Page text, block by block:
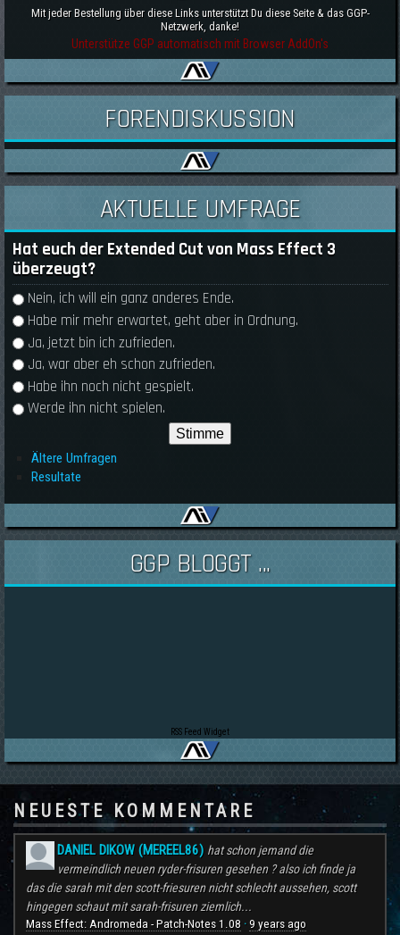
Mit jeder Bestellung über diese Links unterstützt Du diese Seite & das GGP-
Netzwerk, danke!
Unterstütze GGP automatisch mit Browser AddOn's
FORENDISKUSSION
AKTUELLE UMFRAGE
Hat euch der Extended Cut von Mass Effect 3
überzeugt?
Auswahlmöglichkeiten
Nein, ich will ein ganz anderes Ende.
Habe mir mehr erwartet, geht aber in Ordnung.
Ja, jetzt bin ich zufrieden.
Ja, war aber eh schon zufrieden.
Habe ihn noch nicht gespielt.
Werde ihn nicht spielen.
Ältere Umfragen
Resultate
GGP BLOGGT ...
RSS Feed Widget
NEUESTE KOMMENTARE
DANIEL DIKOW (MEREEL86) hat schon jemand die
vermeindlich neuen ryder-frisuren gesehen ? also ich finde ja
das die sarah mit den scott-friesuren nicht schlecht aussehen, scott
hingegen schaut mit sarah-frisuren ziemlich...
Mass Effect: Andromeda - Patch-Notes 1.08 · 9 years ago